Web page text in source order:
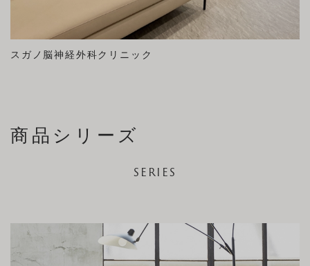
スガノ脳神経外科クリニック
商品シリーズ
SERIES